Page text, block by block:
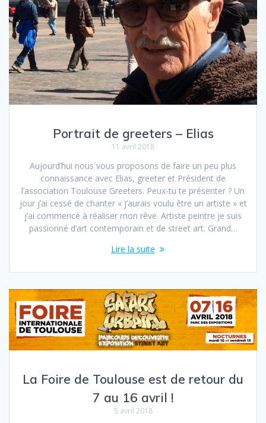
Portrait de greeters – Elias
11 avril 2018
Aujourd’hui nous vous proposons de faire un peu plus
connaissance avec Elias, greeter et Président de
l’association Toulouse Greeters. Peux-tu te présenter ? Un
jour j’ai cessé de chanter « j’aurais voulu être un artiste » et
j’ai commencé à réaliser mon rêve. Artiste peintre je suis
passionné d’art contemporain et de street art. Grand…
Lire la suite
La Foire de Toulouse est de retour du
7 au 16 avril !
5 avril 2018